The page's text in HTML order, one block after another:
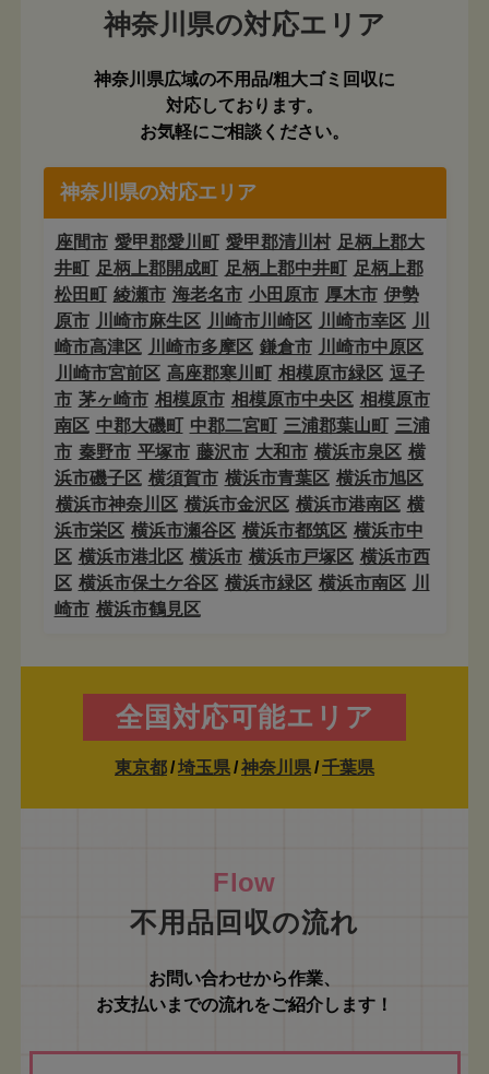
神奈川県広域の不用品/粗大ゴミ回収に
対応しております。
お気軽にご相談ください。
神奈川県の対応エリア
座間市 愛甲郡愛川町 愛甲郡清川村 足柄上郡大
井町
足柄上郡開成町 足柄上郡中井町
足柄上郡
松田町
綾瀬市 海老名市 小田原市 厚木市 伊勢
原市 川崎市麻生区 川崎市川崎区 川崎市幸区 川
崎市高津区 川崎市多摩区 鎌倉市 川崎市中原区
川崎市宮前区 高座郡寒川町 相模原市緑区 逗子
市 茅ヶ崎市 相模原市 相模原市中央区 相模原市
南区 中郡大磯町 中郡二宮町 三浦郡葉山町
三浦
市 秦野市 平塚市 藤沢市 大和市 横浜市泉区 横
浜市磯子区 横須賀市 横浜市青葉区 横浜市旭区
横浜市神奈川区 横浜市金沢区 横浜市港南区 横
浜市栄区 横浜市瀬谷区 横浜市都筑区 横浜市中
区 横浜市港北区 横浜市 横浜市戸塚区 横浜市西
区 横浜市保土ケ谷区 横浜市緑区 横浜市南区 川
崎市 横浜市鶴見区
全国対応可能エリア
東京都/埼玉県/神奈川県/千葉県
不用品回収の流れ
お問い合わせから作業、
お支払いまでの流れをご紹介します！